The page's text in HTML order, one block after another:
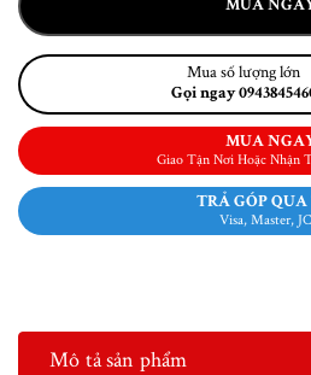
MUA
Mua số lượng lớn
Gọi ngay
MUA
Giao Tận Nơi Hoặc Nhận
TRẢ GÓP
Visa, Master,
Mô tả sản phẩm